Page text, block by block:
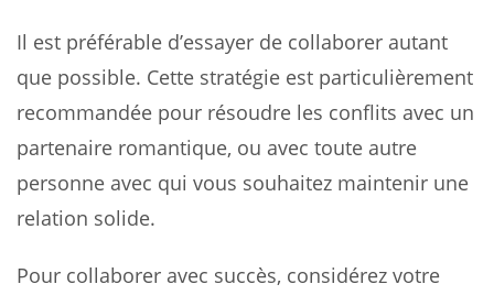
Il est préférable d’essayer de collaborer autant
que possible. Cette stratégie est particulièrement
recommandée pour résoudre les conflits avec un
partenaire romantique, ou avec toute autre
personne avec qui vous souhaitez maintenir une
relation solide.
Pour collaborer avec succès, considérez votre